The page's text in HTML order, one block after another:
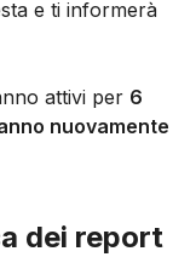
e ti informerà
attivi per 6
nuovamente
dei report